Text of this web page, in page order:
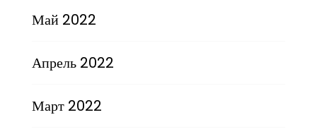
Май 2022
Апрель 2022
Март 2022